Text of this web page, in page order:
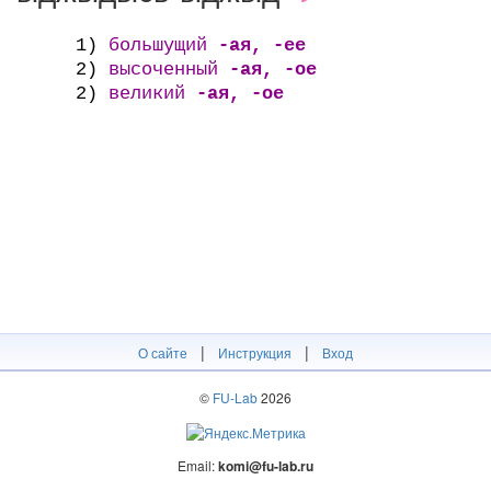
1) большущий
-ая, -ее
2)
высоченный
-ая, -ое
2)
великий -ая, -ое
О сайте | Инструкция | Вход
© FU-Lab2026
Email:komi@fu-lab.ru